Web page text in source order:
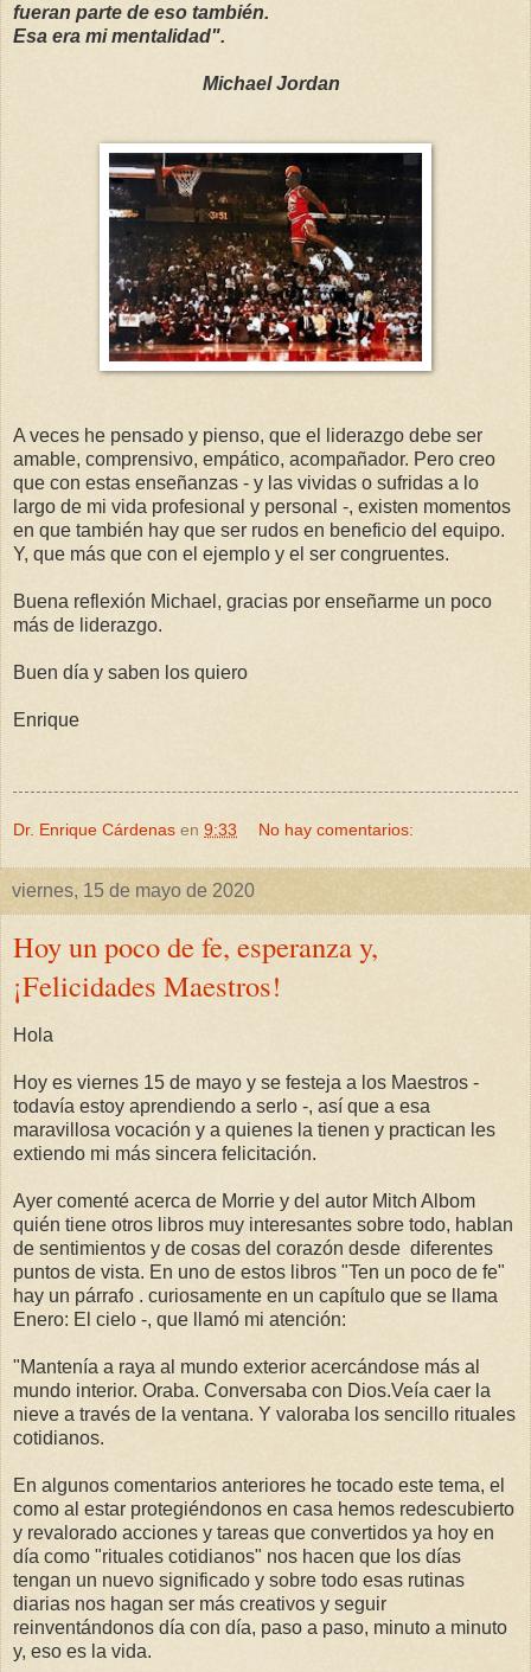
fueran parte de eso también.
Esa era mi mentalidad".
Michael Jordan
A veces he pensado y pienso, que el liderazgo debe ser
amable, comprensivo, empático, acompañador. Pero creo
que con estas enseñanzas - y las vividas o sufridas a lo
largo de mi vida profesional y personal -, existen momentos
en que también hay que ser rudos en beneficio del equipo.
Y, que más que con el ejemplo y el ser congruentes.
Buena reflexión Michael, gracias por enseñarme un poco
más de liderazgo.
Buen día y saben los quiero
Enrique
Dr. Enrique Cárdenas en 9:33 No hay comentarios:
viernes, 15 de mayo de 2020
Hoy un poco de fe, esperanza y,
¡Felicidades Maestros!
Hola
Hoy es viernes 15 de mayo y se festeja a los Maestros -
todavía estoy aprendiendo a serlo -, así que a esa
maravillosa vocación y a quienes la tienen y practican les
extiendo mi más sincera felicitación.
Ayer comenté acerca de Morrie y del autor Mitch Albom
quién tiene otros libros muy interesantes sobre todo, hablan
de sentimientos y de cosas del corazón desde diferentes
puntos de vista. En uno de estos libros "Ten un poco de fe"
hay un párrafo . curiosamente en un capítulo que se llama
Enero: El cielo -, que llamó mi atención:
"Mantenía a raya al mundo exterior acercándose más al
mundo interior. Oraba. Conversaba con Dios.Veía caer la
nieve a través de la ventana. Y valoraba los sencillo rituales
cotidianos.
En algunos comentarios anteriores he tocado este tema, el
como al estar protegiéndonos en casa hemos redescubierto
y revalorado acciones y tareas que convertidos ya hoy en
día como "rituales cotidianos" nos hacen que los días
tengan un nuevo significado y sobre todo esas rutinas
diarias nos hagan ser más creativos y seguir
reinventándonos día con día, paso a paso, minuto a minuto
y, eso es la vida.